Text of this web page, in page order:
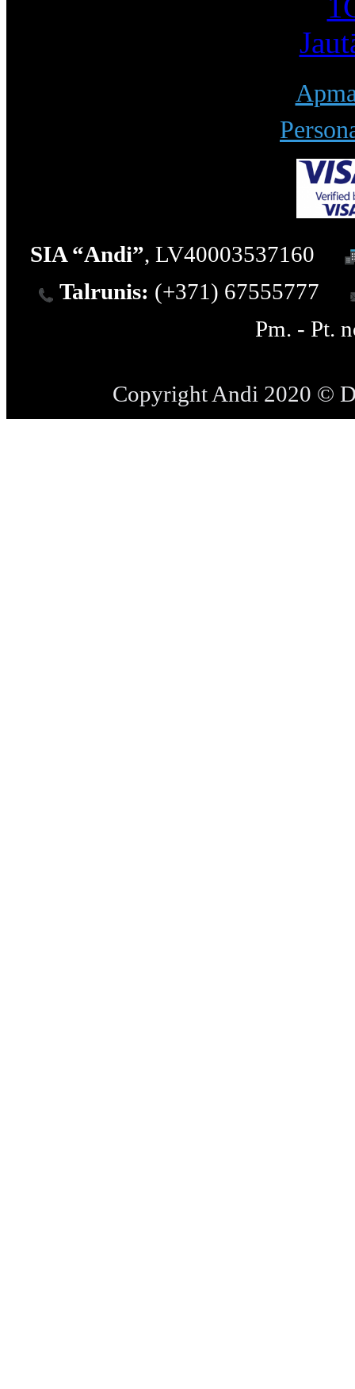
SIA “Andi”, LV40003537160
Talrunis: (+371) 67555777
Pm. - Pt.
Copyright Andi 2020 ©